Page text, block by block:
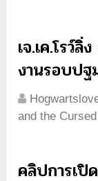
เจ.เค.โรว์
งานรอบป
and the
คลิปการเ